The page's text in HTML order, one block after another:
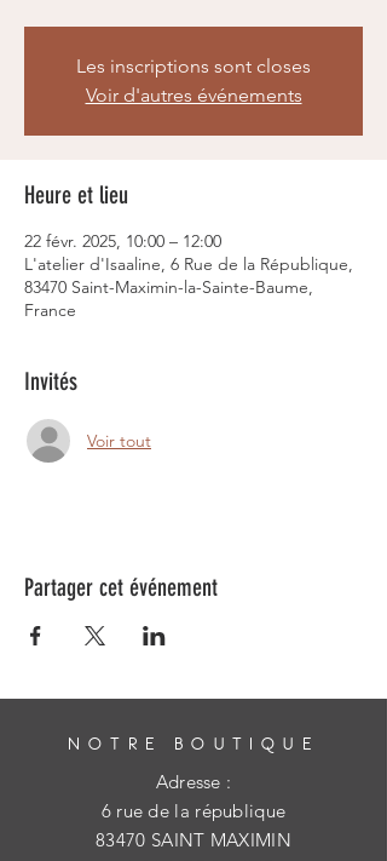
Les inscriptions sont closes
Voir d'autres événements
Heure et lieu
22 févr. 2025, 10:00 – 12:00
L'atelier d'Isaaline, 6 Rue de la République,
83470 Saint-Maximin-la-Sainte-Baume,
France
Invités
Voir tout
Partager cet événement
NOTRE BOUTIQUE
Adresse :
6 rue de la république
83470 SAINT MAXIMIN